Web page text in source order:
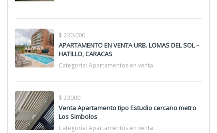
$ 230.000
APARTAMENTO EN VENTA URB. LOMAS DEL SOL –
HATILLO, CARACAS
Categoría: Apartamentos en venta
$ 23000
Venta Apartamento tipo Estudio cercano metro
Los Simbolos
Categoría: Apartamentos en venta